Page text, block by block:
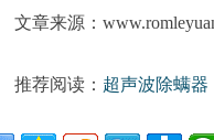
文章来源：
推荐阅读： 超声波除螨器